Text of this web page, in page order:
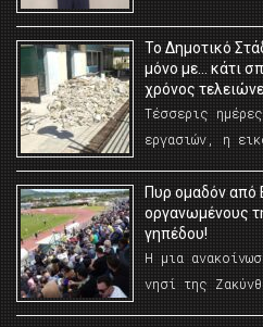
Το Δημοτικό
μόνο με… κάτι
χρόνος
Τέσσερις
εργασιών, η
Πυρ ομαδόν από
οργανωμένους
γηπέδου!
Η μια
νησί της